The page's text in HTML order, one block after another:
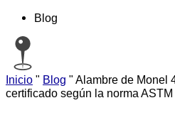
Blog
Inicio " Blog " Alambre de Monel
certificado según la norma